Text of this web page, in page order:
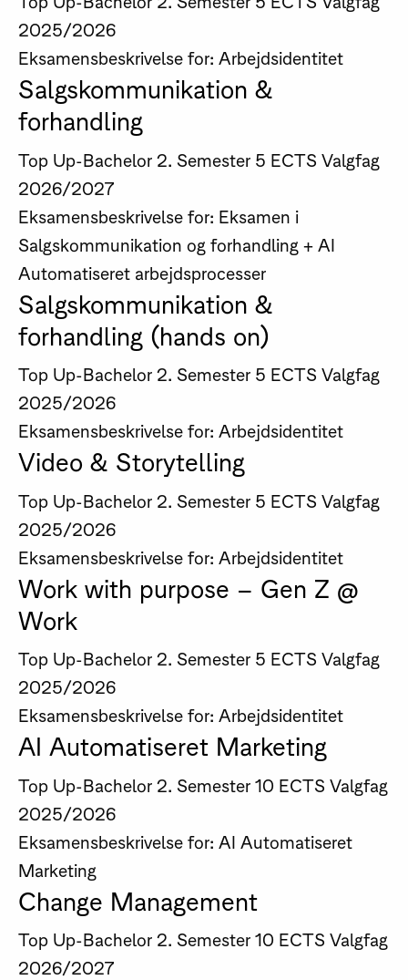
2025/2026
Eksamensbeskrivelse for: Arbejdsidentitet
Salgskommunikation &
forhandling
Top Up-Bachelor 2. Semester 5 ECTS Valgfag
2026/2027
Eksamensbeskrivelse for: Eksamen i
Salgskommunikation og forhandling + AI
Automatiseret arbejdsprocesser
Salgskommunikation &
forhandling (hands on)
Top Up-Bachelor 2. Semester 5 ECTS Valgfag
2025/2026
Eksamensbeskrivelse for: Arbejdsidentitet
Video & Storytelling
Top Up-Bachelor 2. Semester 5 ECTS Valgfag
2025/2026
Eksamensbeskrivelse for: Arbejdsidentitet
Work with purpose – Gen Z @
Work
Top Up-Bachelor 2. Semester 5 ECTS Valgfag
2025/2026
Eksamensbeskrivelse for: Arbejdsidentitet
AI Automatiseret Marketing
Top Up-Bachelor 2. Semester 10 ECTS Valgfag
2025/2026
Eksamensbeskrivelse for: AI Automatiseret
Marketing
Change Management
Top Up-Bachelor 2. Semester 10 ECTS Valgfag
2026/2027